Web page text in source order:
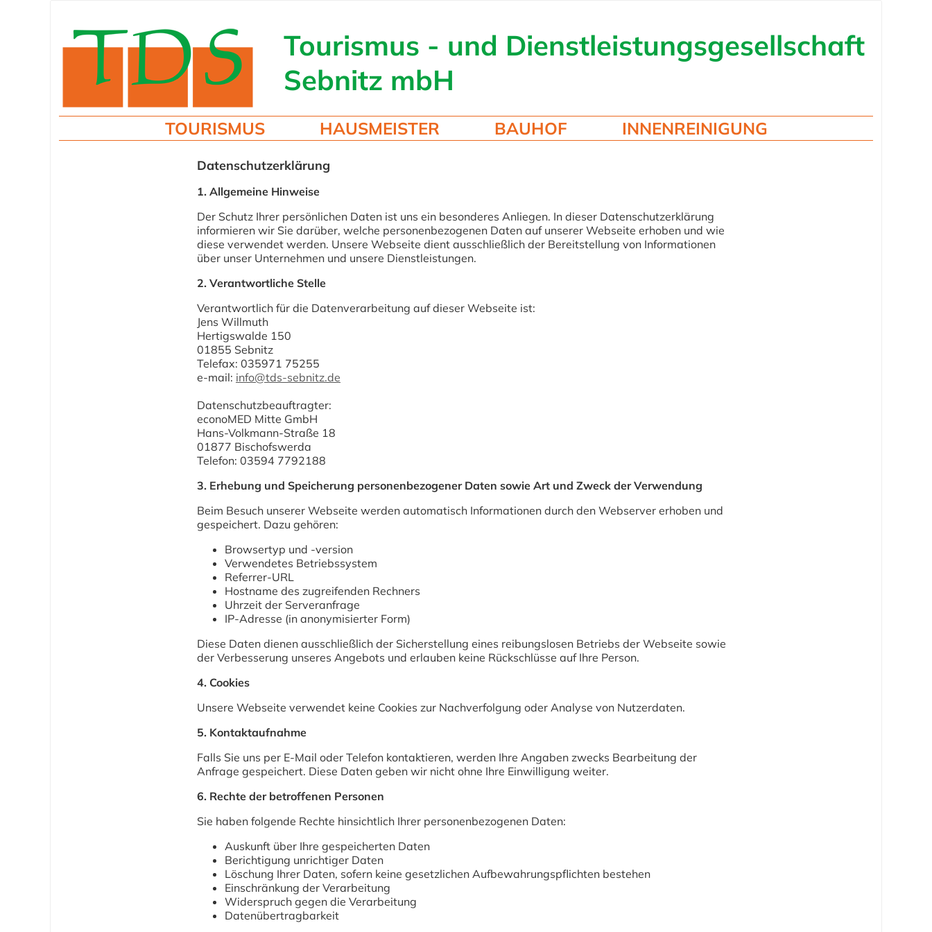
Tourismus - und Dienstleistungsgesellschaft
Sebnitz mbH
TOURISMUS HAUSMEISTER BAUHOF INNENREINIGUNG
Datenschutzerklärung
1. Allgemeine Hinweise
Der Schutz Ihrer persönlichen Daten ist uns ein besonderes Anliegen. In dieser Datenschutzerklärung
informieren wir Sie darüber, welche personenbezogenen Daten auf unserer Webseite erhoben und wie
diese verwendet werden. Unsere Webseite dient ausschließlich der Bereitstellung von Informationen
über unser Unternehmen und unsere Dienstleistungen.
2. Verantwortliche Stelle
Verantwortlich für die Datenverarbeitung auf dieser Webseite ist:
Jens Willmuth
Hertigswalde 150
01855 Sebnitz
Telefax: 035971 75255
e-mail: info@tds-sebnitz.de
Datenschutzbeauftragter:
econoMED Mitte GmbH
Hans-Volkmann-Straße 18
01877 Bischofswerda
Telefon: 03594 7792188
3. Erhebung und Speicherung personenbezogener Daten sowie Art und Zweck der Verwendung
Beim Besuch unserer Webseite werden automatisch Informationen durch den Webserver erhoben und
gespeichert. Dazu gehören:
Browsertyp und -version
Verwendetes Betriebssystem
Referrer-URL
Hostname des zugreifenden Rechners
Uhrzeit der Serveranfrage
IP-Adresse (in anonymisierter Form)
Diese Daten dienen ausschließlich der Sicherstellung eines reibungslosen Betriebs der Webseite sowie
der Verbesserung unseres Angebots und erlauben keine Rückschlüsse auf Ihre Person.
4. Cookies
Unsere Webseite verwendet keine Cookies zur Nachverfolgung oder Analyse von Nutzerdaten.
5. Kontaktaufnahme
Falls Sie uns per E-Mail oder Telefon kontaktieren, werden Ihre Angaben zwecks Bearbeitung der
Anfrage gespeichert. Diese Daten geben wir nicht ohne Ihre Einwilligung weiter.
6. Rechte der betroffenen Personen
Sie haben folgende Rechte hinsichtlich Ihrer personenbezogenen Daten:
Auskunft über Ihre gespeicherten Daten
Berichtigung unrichtiger Daten
Löschung Ihrer Daten, sofern keine gesetzlichen Aufbewahrungspflichten bestehen
Einschränkung der Verarbeitung
Widerspruch gegen die Verarbeitung
Datenübertragbarkeit